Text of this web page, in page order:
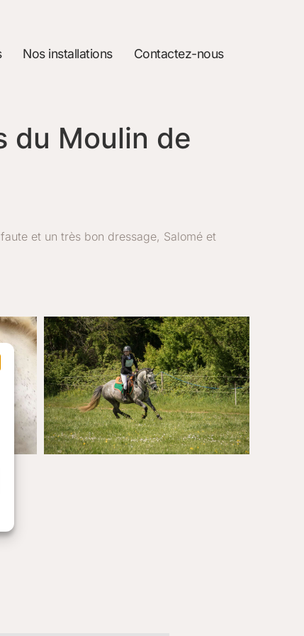
Nos installations Contactez-nous
du Moulin de
et un très bon dressage, Salomé et